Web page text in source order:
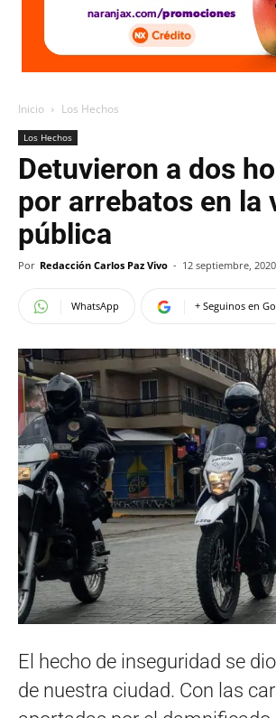
Inicio Los Hechos
Los Hechos
Detuvieron a dos
por arrebatos en la
pública
Por Redacción Carlos Paz Vivo - 12 septiembre, 2020
WhatsApp + Seguinos en
El hecho de inseguridad se
de nuestra ciudad. Con las